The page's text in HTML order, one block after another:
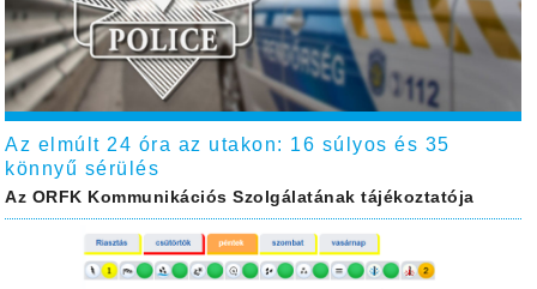
Az elmúlt 24 óra az utakon: 16 súlyos és 35
könnyű sérülés
Az ORFK Kommunikációs Szolgálatának tájékoztatója